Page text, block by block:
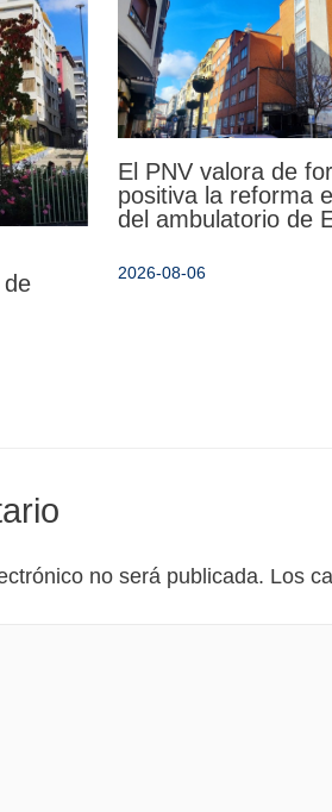
El PNV valora de
positiva la reforma
del ambulatorio de
2026-08-06
no será publicada. Los